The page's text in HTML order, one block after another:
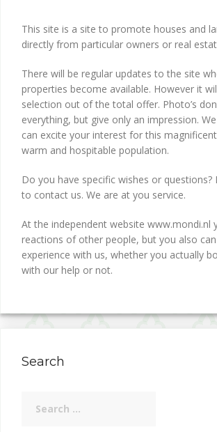
This site is a site to promote houses and
directly from particular owners or real
There will be regular updates to the site
properties become available. However it
selection out of the total offer. Photo’s
everything, but give only an impression.
can excite your interest for this
warm and hospitable population.
Do you have specific wishes or questions?
to contact us. We are at you service.
At the independent website www.mondi.nl
reactions of other people, but you also
experience with us, whether you actually
with our help or not.
Search
for: